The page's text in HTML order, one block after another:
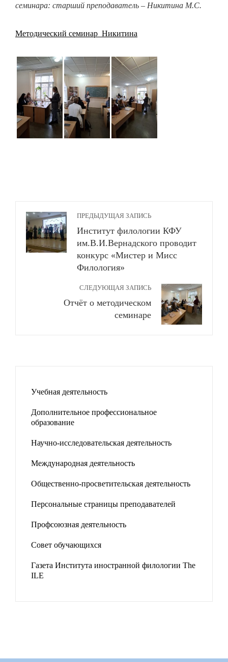
семинара: старший преподаватель – Никитина М.С.
Методический семинар_Никитина
ПРЕДЫДУЩАЯ ЗАПИСЬ
Институт филологии КФУ
им.В.И.Вернадского проводит
конкурс «Мистер и Мисс
Филология»
СЛЕДУЮЩАЯ ЗАПИСЬ
Отчёт о методическом
семинаре
Учебная деятельность
Дополнительное профессиональное
образование
Научно-исследовательская деятельность
Международная деятельность
Общественно-просветительская деятельность
Персональные страницы преподавателей
Профсоюзная деятельность
Совет обучающихся
Газета Института иностранной филологии The
ILE